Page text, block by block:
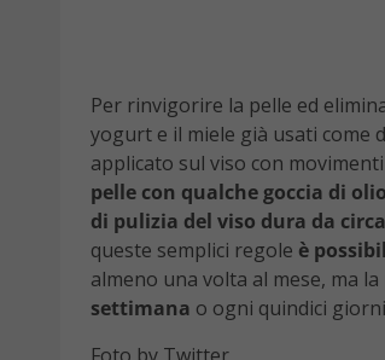
Per rinvigorire la pelle ed
yogurt e il miele già usati come
applicato sul viso con
pelle con qualche goccia di
di pulizia del viso dura da
queste semplici regole è
almeno una volta al mese, ma
settimana o ogni quindici